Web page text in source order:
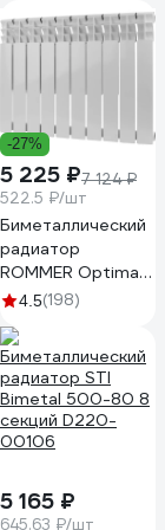
-27%
5 225 ₽7 124 ₽
522.5 ₽/шт
Биметаллический
радиатор
ROMMER Optima
BM 500 10 секций
4.5(198)
5 165 ₽
645.63 ₽/шт